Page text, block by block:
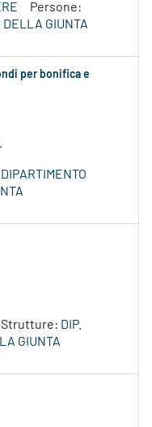
Persone:
DELLA GIUNTA
per bonifica e
.
DIPARTIMENTO
Strutture: DIP.
GIUNTA